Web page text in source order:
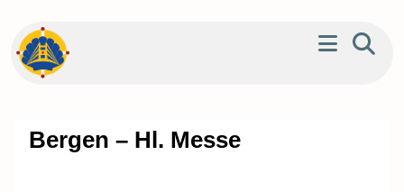
Bergen – Hl. Messe